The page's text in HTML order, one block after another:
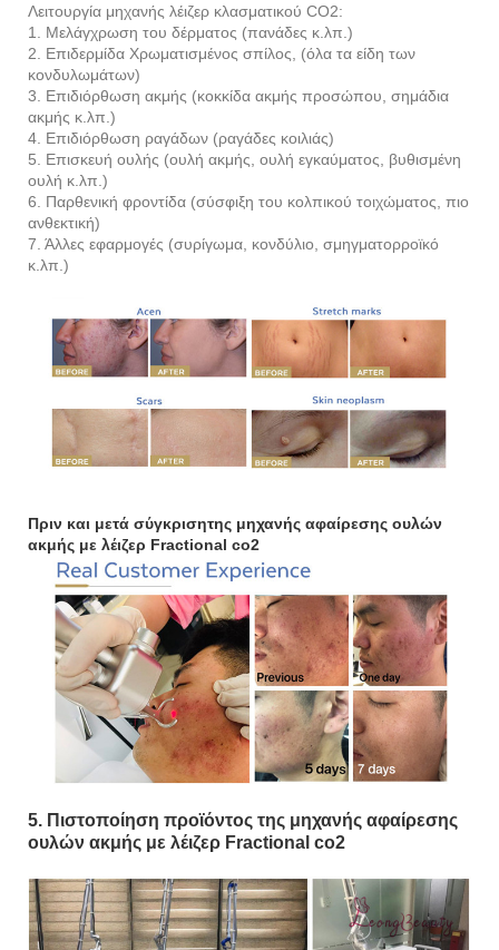
Λειτουργία μηχανής λέιζερ κλασματικού CO2:
1. Μελάγχρωση του δέρματος (πανάδες κ.λπ.)
2. Επιδερμίδα Χρωματισμένος σπίλος, (όλα τα είδη των
κονδυλωμάτων)
3. Επιδιόρθωση ακμής (κοκκίδα ακμής προσώπου, σημάδια
ακμής κ.λπ.)
4. Επιδιόρθωση ραγάδων (ραγάδες κοιλιάς)
5. Επισκευή ουλής (ουλή ακμής, ουλή εγκαύματος, βυθισμένη
ουλή κ.λπ.)
6. Παρθενική φροντίδα (σύσφιξη του κολπικού τοιχώματος, πιο
ανθεκτική)
7. Άλλες εφαρμογές (συρίγωμα, κονδύλιο, σμηγματορροϊκό
κ.λπ.)
Πριν και μετά σύγκρισητης μηχανής αφαίρεσης ουλών
ακμής με λέιζερ Fractional co2
5. Πιστοποίηση προϊόντος της μηχανής αφαίρεσης
ουλών ακμής με λέιζερ Fractional co2